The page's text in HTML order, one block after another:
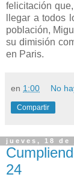
felicitación
llegar a todos
población,
su dimisión
en Paris.
en 1:00 No
Compartir
jueves, 18 de
24